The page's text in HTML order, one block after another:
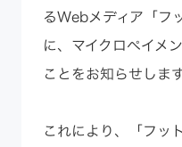
るWebメディア「フ
に、マイクロペイメ
ことをお知らせします
これにより、「フッ